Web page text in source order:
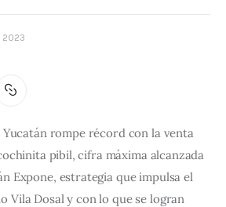
2023
Yucatán rompe récord con la venta
pibil, cifra máxima alcanzada
Expone, estrategia que impulsa el
Vila Dosal y con lo que se logran